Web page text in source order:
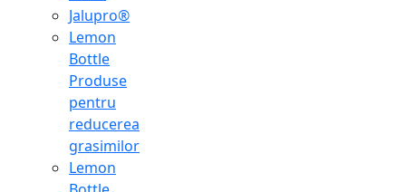
Jalupro®
Lemon
Bottle
Produse
pentru
reducerea
grasimilor
Lemon